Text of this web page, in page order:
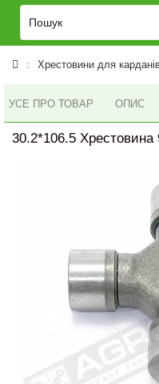
Хрестовини для
УСЕ ПРО ТОВАР ОПИС
30.2*106.5 Хрестовина